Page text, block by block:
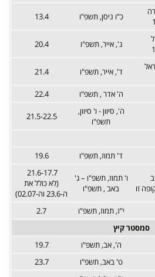
כ"ו ניסן, תשפ"ו 13.4
ג', אייר, תשפ"ו 20.4
ד', אייר, תשפ"ו 21.4
ה' אדר , תשפ"ו 22.4
ה', סיוון - ו' סיוון,
תשפ"ו
21.5-22.5
ד' תמוז, תשפ"ו 19.6
זו
ו' תמוז, תשפ"ו – ג'
באב , תשפ"ו
21.6-17.7
(לא כולל את
ה-23.6 וה-02.07)
י"ז, תמוז, תשפ"ו
2.7
סמסטר קיץ
ה', אב, תשפ"ו
19.7
ט' באב, תשפ"ו 23.7